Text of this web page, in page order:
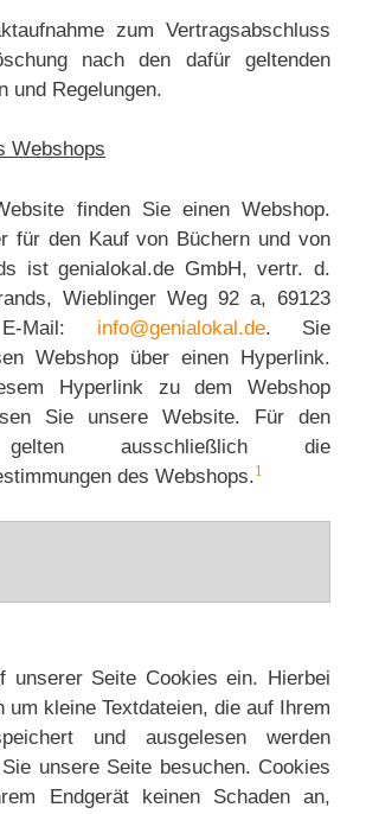
zum Vertragsabschluss
nach den dafür geltenden
und Regelungen.
Webshops
finden Sie einen Webshop.
für den Kauf von Büchern und von
ist genialokal.de GmbH, vertr. d.
Wieblinger Weg 92 a, 69123
E-Mail: info@genialokal.de. Sie
Webshop über einen Hyperlink.
Hyperlink zu dem Webshop
Sie unsere Website. Für den
ausschließlich die
des Webshops.1
unserer Seite Cookies ein. Hierbei
um kleine Textdateien, die auf Ihrem
und ausgelesen werden
unsere Seite besuchen. Cookies
Endgerät keinen Schaden an,